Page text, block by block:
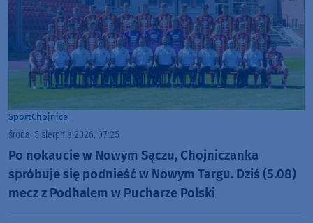
SportChojnice
środa, 5 sierpnia 2026, 07:25
Po nokaucie w Nowym Sączu, Chojniczanka
spróbuje się podnieść w Nowym Targu. Dziś (5.08)
mecz z Podhalem w Pucharze Polski